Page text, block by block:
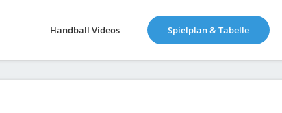
Handball Videos Spielplan & Tabelle(current)